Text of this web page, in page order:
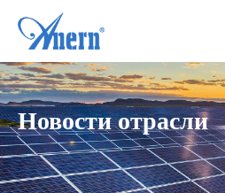
Новости отрасли